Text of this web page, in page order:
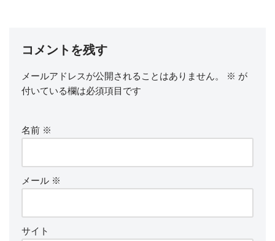
コメントを残す
メールアドレスが公開されることはありません。 ※ が
付いている欄は必須項目です
名前 ※
メール ※
サイト